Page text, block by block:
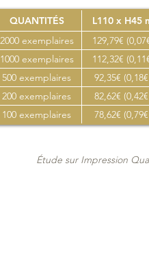
QUANTITÉS L110 x H45
2000 exemplaires
129,79€
1000 exemplaires
112,32€
500 exemplaires
92,35€
200 exemplaires
82,62€
100 exemplaires
78,62€
Étude sur Impression